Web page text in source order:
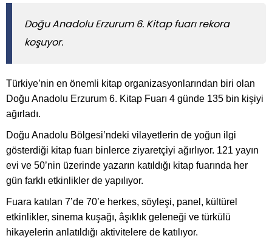
Doğu Anadolu Erzurum 6. Kitap fuarı rekora
koşuyor.
Türkiye’nin en önemli kitap organizasyonlarından biri olan
Doğu Anadolu Erzurum 6. Kitap Fuarı 4 günde 135 bin kişiyi
ağırladı.
Doğu Anadolu Bölgesi’ndeki vilayetlerin de yoğun ilgi
gösterdiği kitap fuarı binlerce ziyaretçiyi ağırlıyor. 121 yayın
evi ve 50’nin üzerinde yazarın katıldığı kitap fuarında her
gün farklı etkinlikler de yapılıyor.
Fuara katılan 7’de 70’e herkes, söyleşi, panel, kültürel
etkinlikler, sinema kuşağı, âşıklık geleneği ve türkülü
hikayelerin anlatıldığı aktivitelere de katılıyor.